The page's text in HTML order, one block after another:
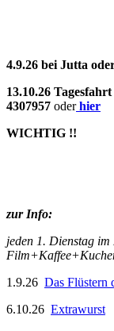
4.9.26 bei Jutta
13.10.26
4307957 oderhier
WICHTIG !!
zur Info:
jeden 1. Dienstag
1.9.26 Das Flüstern
6.10.26 Extrawurst